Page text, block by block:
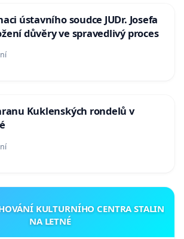
ústavního soudce JUDr. Josefa
důvěry ve spravedlivý proces
Kuklenských rondelů v
KULTURNÍHO CENTRA STALIN
NA LETNÉ